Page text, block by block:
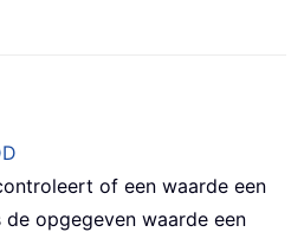
of een waarde een
opgegeven waarde een